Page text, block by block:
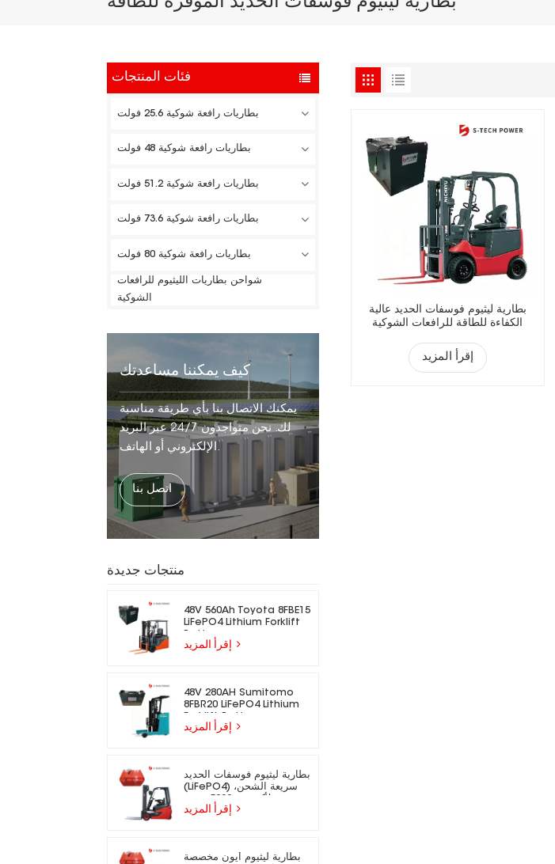
فئات المنتجات
بطاريات رافعة شوكية 25.6 فولت
بطاريات رافعة شوكية 48 فولت
بطاريات رافعة شوكية 51.2 فولت
بطاريات رافعة شوكية 73.6 فولت
بطاريات رافعة شوكية 80 فولت
شواحن بطاريات الليثيوم للرافعات
الشوكية
كيف يمكننا مساعدتك
يمكنك الاتصال بنا بأي طريقة مناسبة
لك. نحن متواجدون 24/7 عبر البريد
الإلكتروني أو الهاتف.
اتصل بنا
منتجات جديدة
48V 560Ah Toyota 8FBE15
LiFePO4 Lithium Forklift
48V 280AH Sumitomo
8FBR20 LiFePO4 Lithium
بطارية ليثيوم فوسفات الحديد
(LiFePO4) سريعة الشحن،
مناسبة للرافعات الشوكية
بطارية ليثيوم أيون مخصصة
بطارية ليثيوم فوسفات الحديد عالية
الكفاءة للطاقة للرافعات الشوكية
إقرأ المزيد